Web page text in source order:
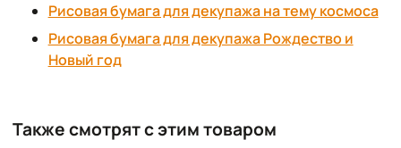
Рисовая бумага для декупажа на тему космоса
Рисовая бумага для декупажа Рождество и
Новый год
Также смотрят с этим товаром